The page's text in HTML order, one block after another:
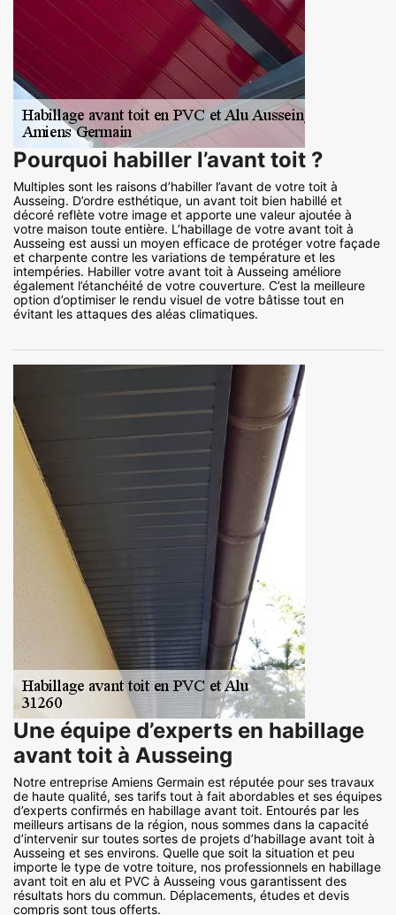
Pourquoi habiller l’avant toit ?
Multiples sont les raisons d’habiller l’avant de votre toit à
Ausseing. D’ordre esthétique, un avant toit bien habillé et
décoré reflète votre image et apporte une valeur ajoutée à
votre maison toute entière. L’habillage de votre avant toit à
Ausseing est aussi un moyen efficace de protéger votre façade
et charpente contre les variations de température et les
intempéries. Habiller votre avant toit à Ausseing améliore
également l’étanchéité de votre couverture. C’est la meilleure
option d’optimiser le rendu visuel de votre bâtisse tout en
évitant les attaques des aléas climatiques.
Une équipe d’experts en habillage
avant toit à Ausseing
Notre entreprise Amiens Germain est réputée pour ses travaux
de haute qualité, ses tarifs tout à fait abordables et ses équipes
d’experts confirmés en habillage avant toit. Entourés par les
meilleurs artisans de la région, nous sommes dans la capacité
d’intervenir sur toutes sortes de projets d’habillage avant toit à
Ausseing et ses environs. Quelle que soit la situation et peu
importe le type de votre toiture, nos professionnels en habillage
avant toit en alu et PVC à Ausseing vous garantissent des
résultats hors du commun. Déplacements, études et devis
compris sont tous offerts.